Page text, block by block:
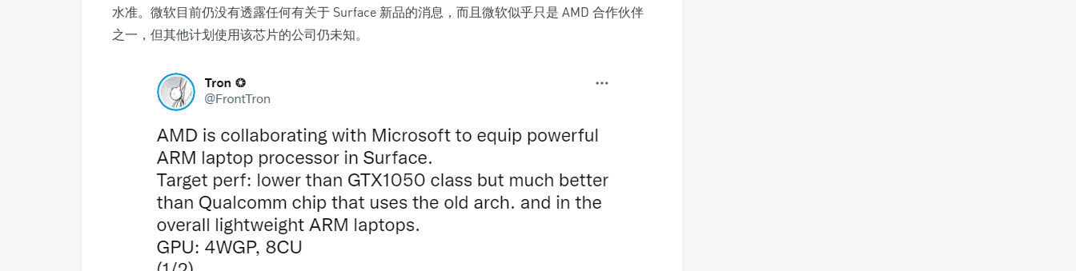
水准。微软目前仍没有透露任何有关于 Surface 新品的消息，而且微软似乎只是 AMD 合作伙伴
之一，但其他计划使用该芯片的公司仍未知。